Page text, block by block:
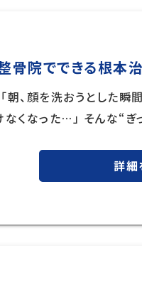
骨院でできる根本
朝、顔を洗おうとした
くなった…」 そんな“ぎ
詳細